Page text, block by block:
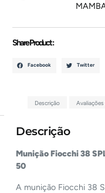
Share Product :
Facebook Twitter
Descrição
Descrição
Munição Fiocchi 38
50
A munição Fiocchi 38